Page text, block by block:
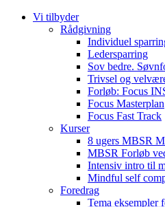
Vi tilbyder
Rådgivning
Individuel
Ledersparring
Sov bedre.
Trivsel og
Forløb: Focus
Focus Masterplan
Focus Fast Track
Kurser
8 ugers MBSR
MBSR Forløb
Intensiv intro til
Mindful self
Foredrag
Tema eksempler